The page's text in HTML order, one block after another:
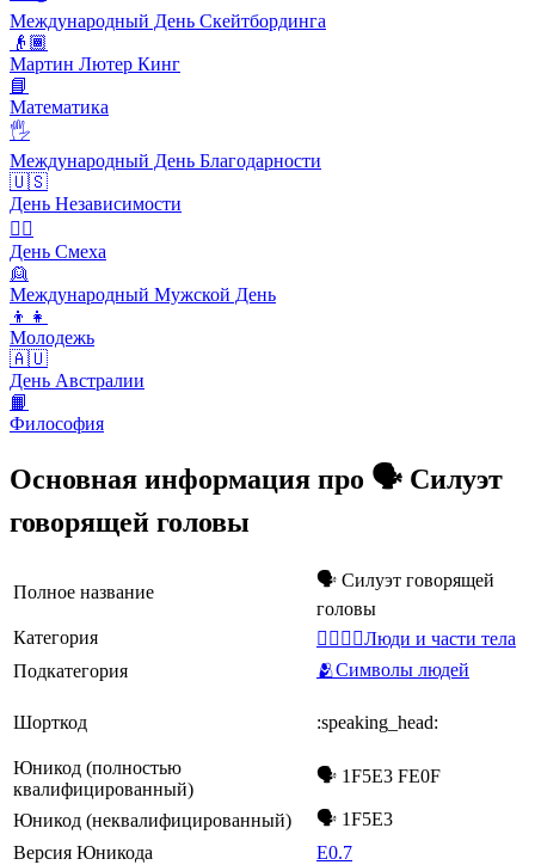
Международный День Скейтбординга
👴🏾
Мартин Лютер Кинг
📘
Математика
🖐
Международный День Благодарности
🇺🇸
День Независимости
🙆‍♂️
День Смеха
👱
Международный Мужской День
👦👧
Молодежь
🇦🇺
День Австралии
📙
Философия
Основная информация про 🗣️ Силуэт
говорящей головы
Полное название
🗣️ Силуэт говорящей
головы
Категория
👩‍❤️‍💋‍👨Люди и части тела
Подкатегория
🫂Символы людей
Шорткод :speaking_head:
Юникод (полностью
квалифицированный)
🗣️ 1F5E3 FE0F
Юникод (неквалифицированный)
🗣 1F5E3
Версия Юникода
E0.7